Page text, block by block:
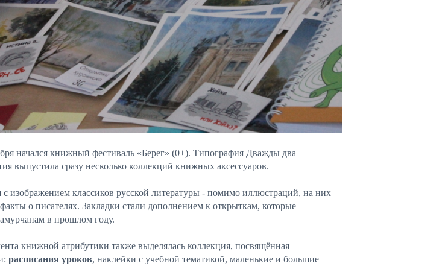
начался книжный фестиваль «Берег» (0+). Типография Дважды два
выпустила сразу несколько коллекций книжных аксессуаров.
с изображением классиков русской литературы - помимо иллюстраций, на них
о писателях. Закладки стали дополнением к открыткам, которые
в прошлом году.
книжной атрибутики также выделялась коллекция, посвящённая
расписания уроков, наклейки с учебной тематикой, маленькие и большие